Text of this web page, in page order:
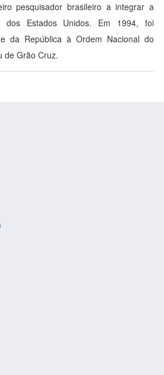
pesquisador brasileiro a integrar a
dos Estados Unidos. Em 1994, foi
da República à Ordem Nacional do
de Grão Cruz.